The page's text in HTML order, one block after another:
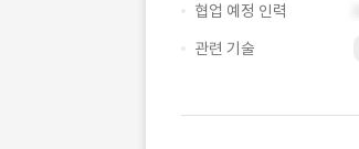
협업 예정 인력
관련 기술